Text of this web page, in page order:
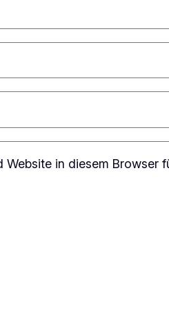
Website in diesem Browser